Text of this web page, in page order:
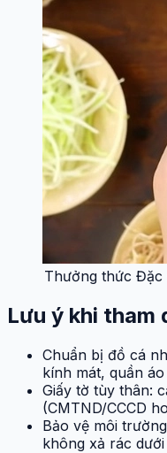
Thưởng thức Đặc
Lưu ý khi tham
Chuẩn bị đồ cá
kính mát, quần
Giấy tờ tùy thân:
(CMTND/CCCD
Bảo vệ môi
không xả rác